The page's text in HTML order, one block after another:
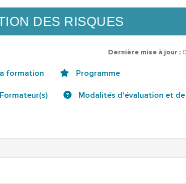
DES RISQUES
Dernière mise à jour :
formation Programme
Modalités d'évaluation et de